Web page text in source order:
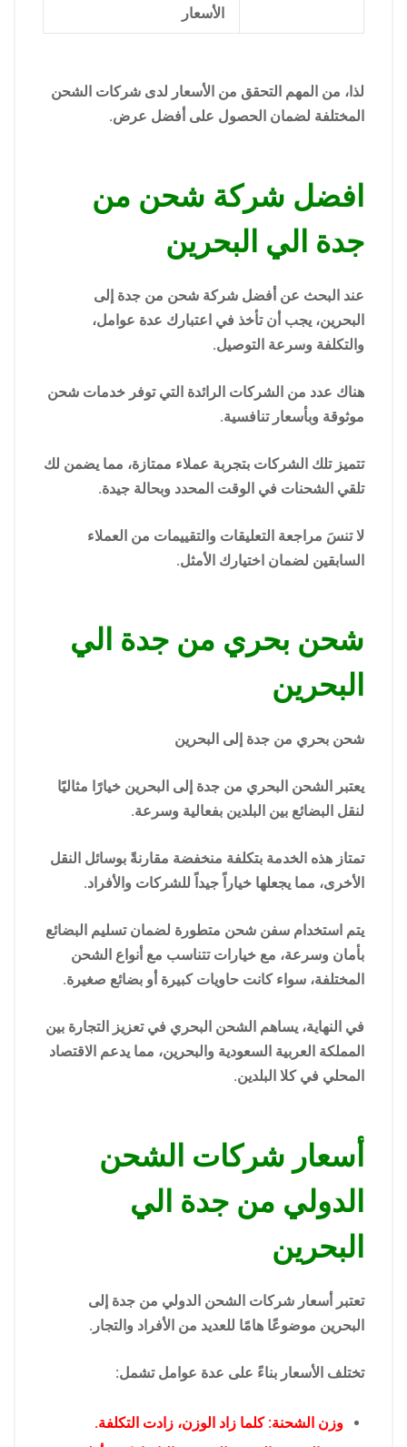
الأسعار
لذا، من المهم التحقق من الأسعار لدى شركات الشحن
المختلفة لضمان الحصول على أفضل عرض.
افضل شركة شحن من
جدة الي البحرين
عند البحث عن أفضل شركة شحن من جدة إلى
البحرين، يجب أن تأخذ في اعتبارك عدة عوامل،
والتكلفة وسرعة التوصيل.
هناك عدد من الشركات الرائدة التي توفر خدمات شحن
موثوقة وبأسعار تنافسية.
تتميز تلك الشركات بتجربة عملاء ممتازة، مما يضمن لك
تلقي الشحنات في الوقت المحدد وبحالة جيدة.
لا تنسَ مراجعة التعليقات والتقييمات من العملاء
السابقين لضمان اختيارك الأمثل.
شحن بحري من جدة الي
البحرين
شحن بحري من جدة إلى البحرين
يعتبر الشحن البحري من جدة إلى البحرين خيارًا مثاليًا
لنقل البضائع بين البلدين بفعالية وسرعة.
تمتاز هذه الخدمة بتكلفة منخفضة مقارنةً بوسائل النقل
الأخرى، مما يجعلها خياراً جيداً للشركات والأفراد.
يتم استخدام سفن شحن متطورة لضمان تسليم البضائع
بأمان وسرعة، مع خيارات تتناسب مع أنواع الشحن
المختلفة، سواء كانت حاويات كبيرة أو بضائع صغيرة.
في النهاية، يساهم الشحن البحري في تعزيز التجارة بين
المملكة العربية السعودية والبحرين، مما يدعم الاقتصاد
المحلي في كلا البلدين.
أسعار شركات الشحن
الدولي من جدة الي
البحرين
تعتبر أسعار شركات الشحن الدولي من جدة إلى
البحرين موضوعًا هامًا للعديد من الأفراد والتجار.
تختلف الأسعار بناءً على عدة عوامل تشمل:
وزن الشحنة: كلما زاد الوزن، زادت التكلفة.